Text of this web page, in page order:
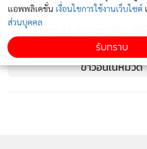
เชื่อโรงเรียนดูแลดี
4
รอง ผบช.ภ.1 เร่งประชุมคลี่คลายคดี
ข่าวอื่นในหมวด
แอพพลิเคชั่น เงื่อนไขการใช้งานเว็บไซต์
ส่วนบุคคล
รับทราบ